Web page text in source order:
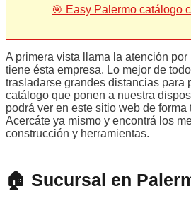
🎯 Easy Palermo catálogo
A primera vista llama la atención
tiene ésta empresa. Lo mejor de
trasladarse grandes distancias para
catálogo que ponen a nuestra
podrá ver en este sitio web de forma
Acercáte ya mismo y encontrá los
construcción y herramientas.
🏠 Sucursal en